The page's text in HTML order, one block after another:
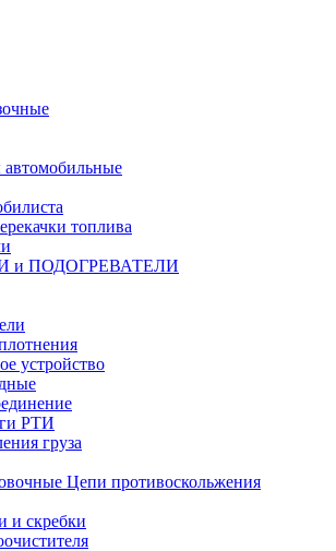
топлива
и ПОДОГРЕВАТЕЛИ
устройство
РТИ
груза
Цепи противоскольжения
и скребки